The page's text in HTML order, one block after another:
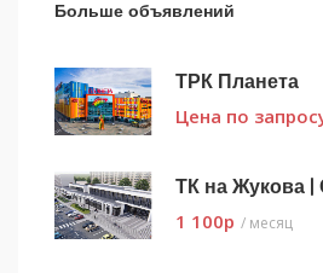
Больше объявлений
ТРК Планета
Цена по
ТК на Жукова
1 100p / месяц